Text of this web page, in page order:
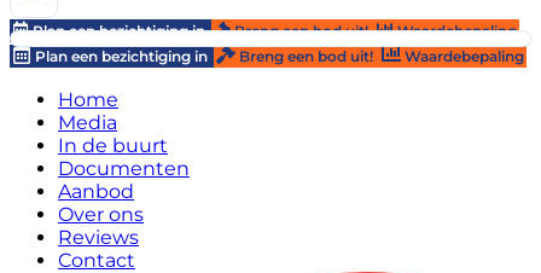
Plan een bezichtiging in Breng een bod uit!
Waardebepaling
Plan een bezichtiging in
Breng een bod uit! Waardebepaling
Home
Media
In de buurt
Documenten
Aanbod
Over ons
Reviews
Contact